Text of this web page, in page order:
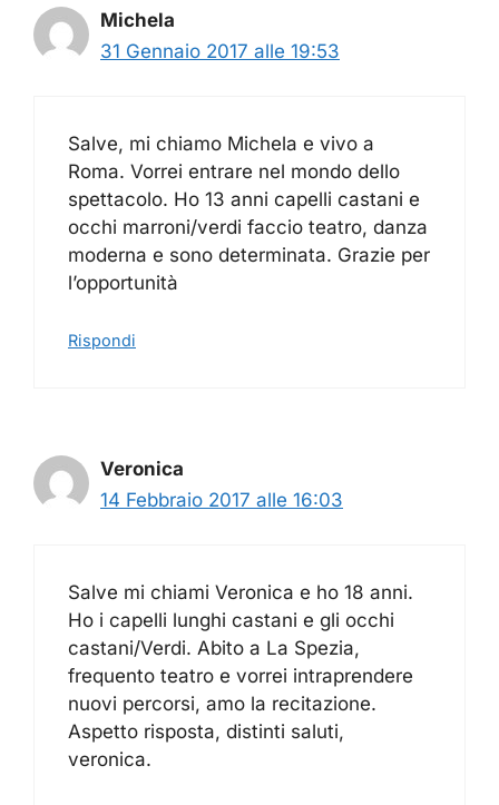
Michela
31 Gennaio 2017 alle 19:53
Salve, mi chiamo Michela e vivo a
Roma. Vorrei entrare nel mondo dello
spettacolo. Ho 13 anni capelli castani e
occhi marroni/verdi faccio teatro, danza
moderna e sono determinata. Grazie per
l’opportunità
Rispondi
Veronica
14 Febbraio 2017 alle 16:03
Salve mi chiami Veronica e ho 18 anni.
Ho i capelli lunghi castani e gli occhi
castani/Verdi. Abito a La Spezia,
frequento teatro e vorrei intraprendere
nuovi percorsi, amo la recitazione.
Aspetto risposta, distinti saluti,
veronica.